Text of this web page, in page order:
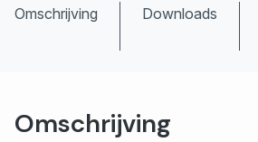
Omschrijving Downloads
Omschrijving